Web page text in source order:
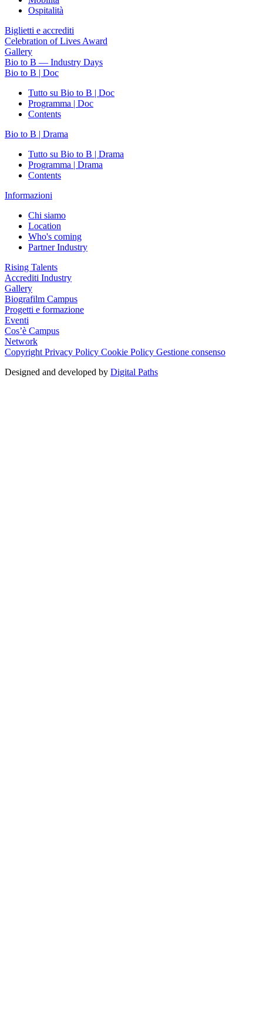
Ospitalità
Biglietti e accrediti
Celebration of Lives Award
Gallery
Bio to B — Industry Days
Bio to B | Doc
Tutto su Bio to B | Doc
Programma | Doc
Contents
Bio to B | Drama
Tutto su Bio to B | Drama
Programma | Drama
Contents
Informazioni
Chi siamo
Location
Who's coming
Partner Industry
Rising Talents
Accrediti Industry
Gallery
Biografilm Campus
Progetti e formazione
Eventi
Cos’è Campus
Network
Copyright Privacy Policy Cookie Policy Gestione consenso
Designed and developed by Digital Paths